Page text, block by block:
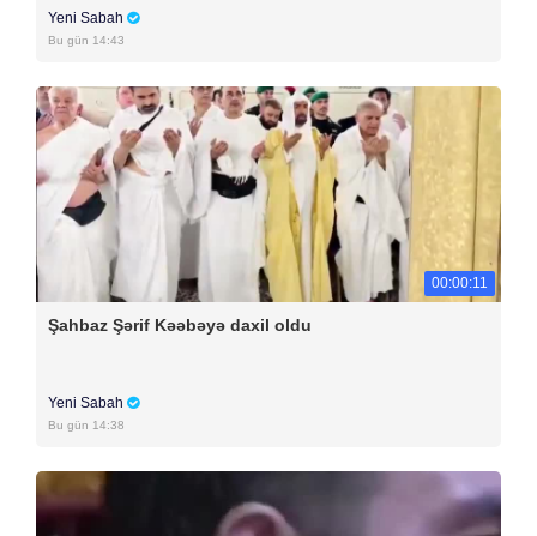
Yeni Sabah
Bu gün 14:43
00:00:11
Şahbaz Şərif Kəəbəyə daxil oldu
Yeni Sabah
Bu gün 14:38